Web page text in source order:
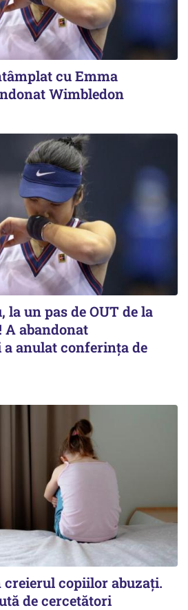
cu Emma
Wimbledon
la un pas de OUT de la
A abandonat
anulat conferința de
creierul copiilor abuzați.
de cercetători